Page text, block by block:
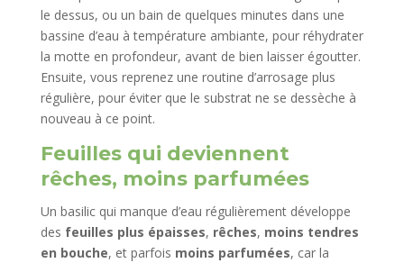
le dessus, ou un bain de quelques minutes dans une
bassine d’eau à température ambiante, pour réhydrater
la motte en profondeur, avant de bien laisser égoutter.
Ensuite, vous reprenez une routine d’arrosage plus
régulière, pour éviter que le substrat ne se dessèche à
nouveau à ce point.​
Feuilles qui deviennent
rêches, moins parfumées
Un basilic qui manque d’eau régulièrement développe
des feuilles plus épaisses, rêches, moins tendres
en bouche, et parfois moins parfumées, car la